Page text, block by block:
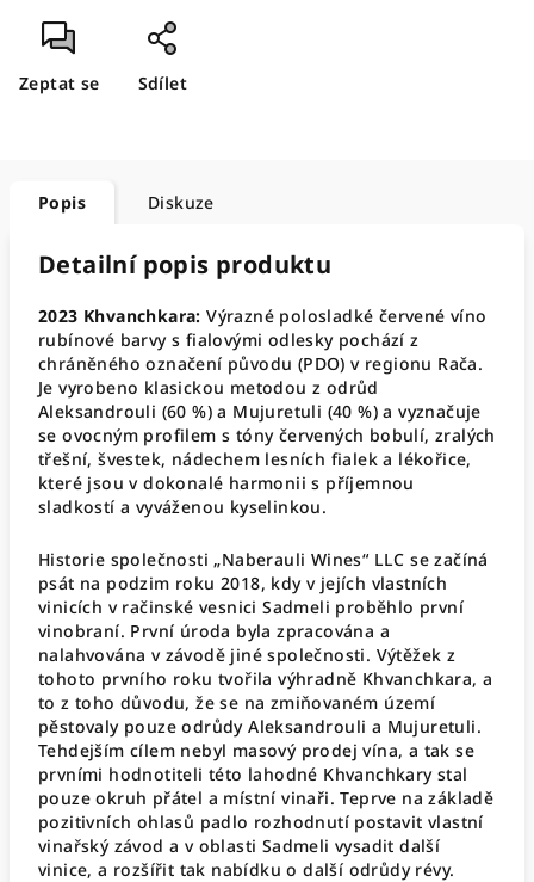
Zeptat se Sdílet
Popis Diskuze
Detailní popis produktu
2023 Khvanchkara: Výrazné polosladké červené víno
rubínové barvy s fialovými odlesky pochází z
chráněného označení původu (PDO) v regionu Rača.
Je vyrobeno klasickou metodou z odrůd
Aleksandrouli (60 %) a Mujuretuli (40 %) a vyznačuje
se ovocným profilem s tóny červených bobulí, zralých
třešní, švestek, nádechem lesních fialek a lékořice,
které jsou v dokonalé harmonii s příjemnou
sladkostí a vyváženou kyselinkou.
Historie společnosti „Naberauli Wines“ LLC se začíná
psát na podzim roku 2018, kdy v jejích vlastních
vinicích v račinské vesnici Sadmeli proběhlo první
vinobraní. První úroda byla zpracována a
nalahvována v závodě jiné společnosti. Výtěžek z
tohoto prvního roku tvořila výhradně Khvanchkara, a
to z toho důvodu, že se na zmiňovaném území
pěstovaly pouze odrůdy Aleksandrouli a Mujuretuli.
Tehdejším cílem nebyl masový prodej vína, a tak se
prvními hodnotiteli této lahodné Khvanchkary stal
pouze okruh přátel a místní vinaři. Teprve na základě
pozitivních ohlasů padlo rozhodnutí postavit vlastní
vinařský závod a v oblasti Sadmeli vysadit další
vinice, a rozšířit tak nabídku o další odrůdy révy.